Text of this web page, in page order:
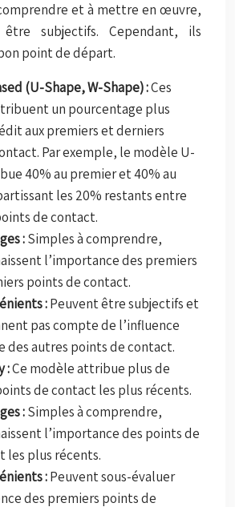
et à mettre en œuvre,
subjectifs. Cependant, ils
point de départ.
(U-Shape, W-Shape) :Ces
un pourcentage plus
aux premiers et derniers
Par exemple, le modèle U-
40% au premier et 40% au
les 20% restants entre
de contact.
:Simples à comprendre,
l’importance des premiers
points de contact.
:Peuvent être subjectifs et
pas compte de l’influence
des autres points de contact.
:Ce modèle attribue plus de
de contact les plus récents.
:Simples à comprendre,
l’importance des points de
les plus récents.
:Peuvent sous-évaluer
des premiers points de